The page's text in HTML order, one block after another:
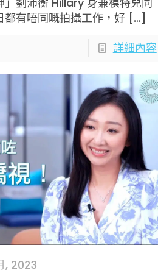
都有唔同嘅拍攝工作，好 […]
詳細內容
, 2023